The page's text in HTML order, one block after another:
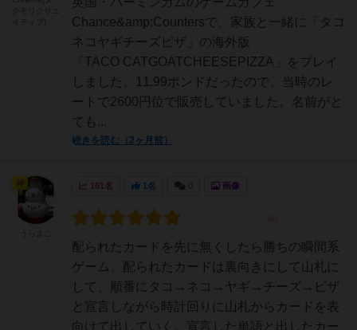
Chance&amp;Countersで、家族と一緒に「タコ
ネコヤギチーズピザ」の海外版
「TACO CATGOATCHEESEPIZZA」をプレイ
しました。11.99ポンドだったので、当時のレ
ートで2600円位で販売していました。名前がと
ても...
続きを読む（2ヶ月前）
161名 1名 画像
配られたカードを先に無くしたら勝ちの瞬間系
ゲーム。配られたカードは裏向きにして山札に
して、順番にタコ→ネコ→ヤギ→チーズ→ピザ
と宣言しながら時計回りに山札からカードを表
向けて出していく。宣言した単語と出したカー
神